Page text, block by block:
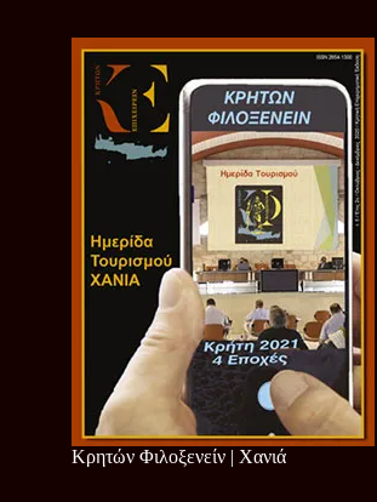
Κρητών Φιλοξενείν | Χανιά